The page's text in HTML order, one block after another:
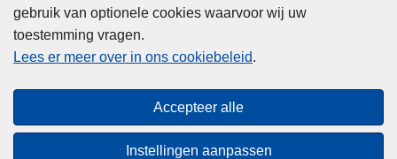
gebruik van optionele cookies waarvoor wij uw
toestemming vragen.
Lees er meer over in ons cookiebeleid.
Accepteer alle
Instellingen aanpassen
Privacy
Cookies
Toegankelijkheid